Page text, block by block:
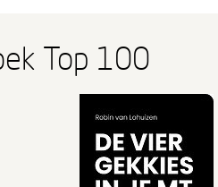
Top 100